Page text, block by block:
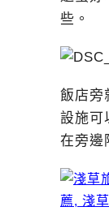
些。
飯店旁
設施可
在旁邊